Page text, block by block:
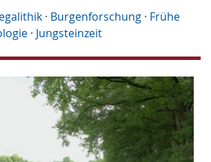
· Burgenforschung · Frühe
· Jungsteinzeit